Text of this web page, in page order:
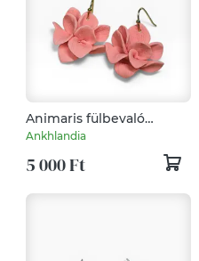
Animaris fülbevaló
Grapefruit
Ankhlandia
5 000 Ft